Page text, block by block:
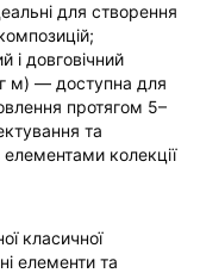
для створення
і довговічний
м) — доступна для
протягом 5–
та
елементами колекції
класичної
елементи та